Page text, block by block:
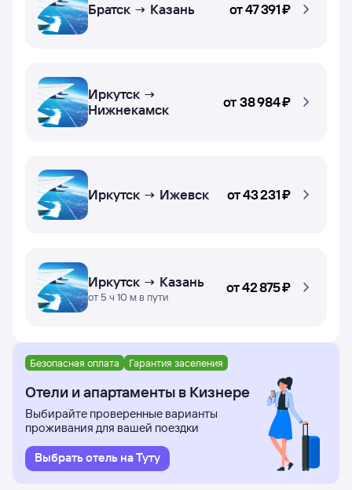
Братск → Казань от47 ⁠391 ⁠₽
Иркутск →
Нижнекамск
от38 ⁠984 ⁠₽
Иркутск → Ижевск от43 ⁠231 ⁠₽
Иркутск → Казань
от 5 ч 10 м в пути
от42 ⁠875 ⁠₽
Безопасная оплата Гарантия заселения
Отели и апартаменты в Кизнере
Выбирайте проверенные варианты
проживания для вашей поездки
Выбрать отель на Туту